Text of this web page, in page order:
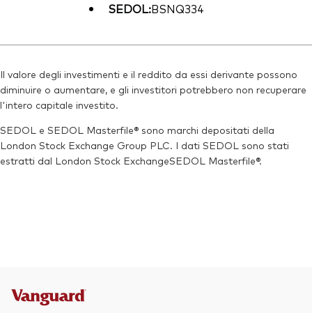
SEDOL:BSNQ334
Il valore degli investimenti e il reddito da essi derivante possono
diminuire o aumentare, e gli investitori potrebbero non recuperare
l'intero capitale investito.
SEDOL e SEDOL Masterfile® sono marchi depositati della
London Stock Exchange Group PLC. I dati SEDOL sono stati
estratti dal London Stock ExchangeSEDOL Masterfile®.